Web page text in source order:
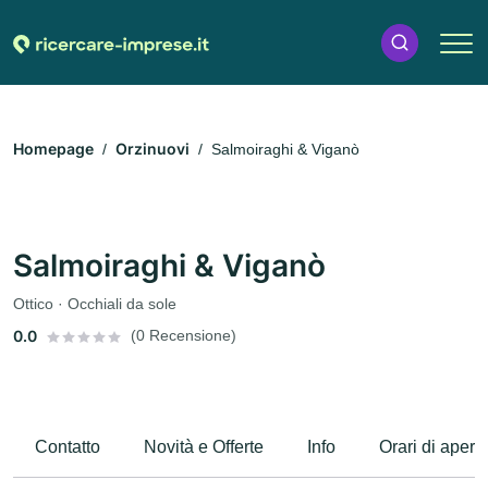
Homepage Orzinuovi Salmoiraghi & Viganò
Salmoiraghi & Viganò
Ottico · Occhiali da sole
0.0 (0 Recensione)
Contatto Novità e Offerte Info Orari di